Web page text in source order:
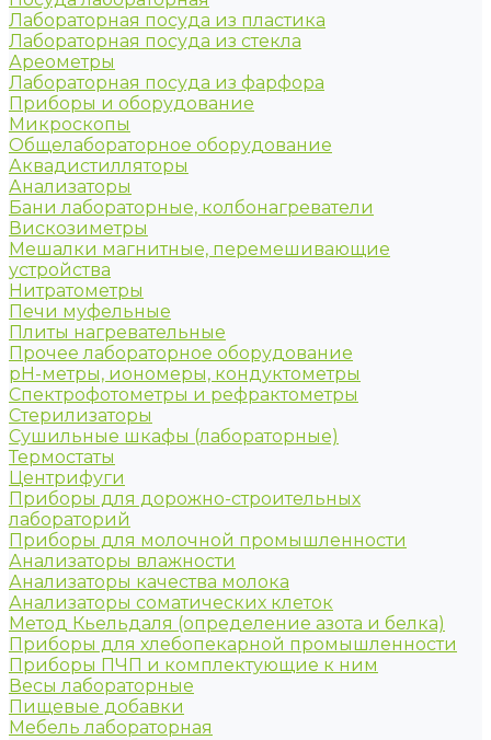
Лабораторная посуда из пластика
Лабораторная посуда из стекла
Ареометры
Лабораторная посуда из фарфора
Приборы и оборудование
Микроскопы
Общелабораторное оборудование
Аквадистилляторы
Анализаторы
Бани лабораторные, колбонагреватели
Вискозиметры
Мешалки магнитные, перемешивающие
устройства
Нитратометры
Печи муфельные
Плиты нагревательные
Прочее лабораторное оборудование
рН-метры, иономеры, кондуктометры
Спектрофотометры и рефрактометры
Стерилизаторы
Сушильные шкафы (лабораторные)
Термостаты
Центрифуги
Приборы для дорожно-строительных
лабораторий
Приборы для молочной промышленности
Анализаторы влажности
Анализаторы качества молока
Анализаторы соматических клеток
Метод Кьельдаля (определение азота и белка)
Приборы для хлебопекарной промышленности
Приборы ПЧП и комплектующие к ним
Весы лабораторные
Пищевые добавки
Мебель лабораторная